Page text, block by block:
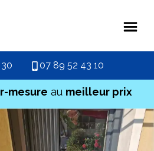
07 89 52 43 10
mesure au meilleur prix